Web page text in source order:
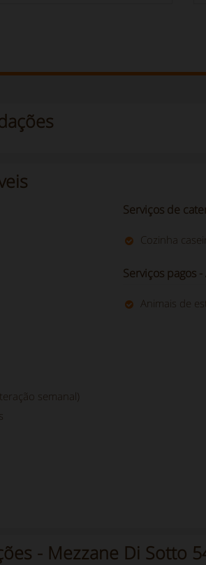
semanal)
Serviços de
Cozinha
Serviços pagos
Animais de
- Mezzane Di Sotto